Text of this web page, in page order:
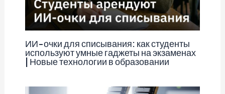
ИИ-очки для списывания: как студенты
используют умные гаджеты на экзаменах
| Новые технологии в образовании